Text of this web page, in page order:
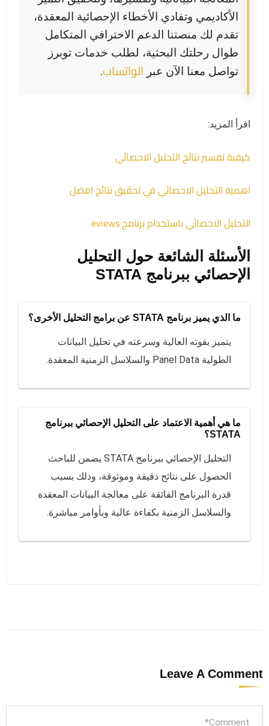
الأكاديمي وتفادي الأخطاء الإحصائية المعقدة،
تقدم لك منصتنا الدعم الاحترافي المتكامل
طوال رحلتك البحثية، لطلب خدمات توبرز
تواصل معنا الآن عبر الواتساب.
اقرأ المزيد:
كيفية تفسير نتائج التحليل الاحصائي
اهمية التحليل الاحصائي في تحقيق نتائج افضل
التحليل الاحصائي باستخدام برنامج eviews
الأسئلة الشائعة حول التحليل
الإحصائي ببرنامج STATA
ما الذي يميز برنامج STATA عن برامج التحليل الأخرى؟
يتميز بقوته العالية وسرعته في تحليل البيانات
الطولية Panel Data والسلاسل الزمنية المعقدة.
ما هي أهمية الاعتماد على التحليل الإحصائي ببرنامج
STATA؟
التحليل الإحصائي ببرنامج STATA يضمن للباحث
الحصول على نتائج دقيقة وموثوقة، وذلك بسبب
قدرة البرنامج الفائقة على معالجة البيانات المعقدة
والسلاسل الزمنية بكفاءة عالية وبأوامر مباشرة.
Leave A Comment